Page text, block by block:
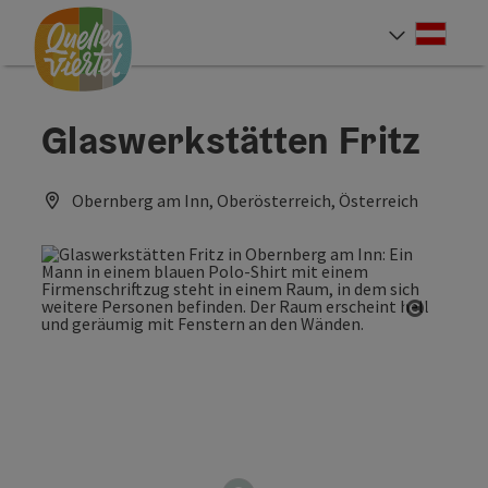
Zum Inhalt
Zur Navigation
Zum Seitenanfang
Glaswerkstätten Fritz
Obernberg am Inn, Oberösterreich, Österreich